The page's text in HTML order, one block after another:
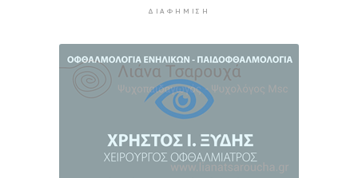
Στις 2 Σεπτεμβρίου η παρουσίαση του
οικονομικού προγράμματος της ΕΛ.Α.Σ. στη
Θεσσαλονίκη
10 ώρες 21 λεπτά πρίν
ΔΙΑΦΉΜΙΣΗ